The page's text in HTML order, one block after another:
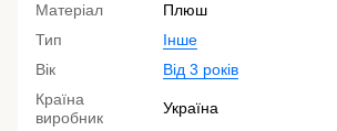
Матеріал
Плюш
Тип
Інше
Вік
Від 3 років
Країна
виробник
Україна